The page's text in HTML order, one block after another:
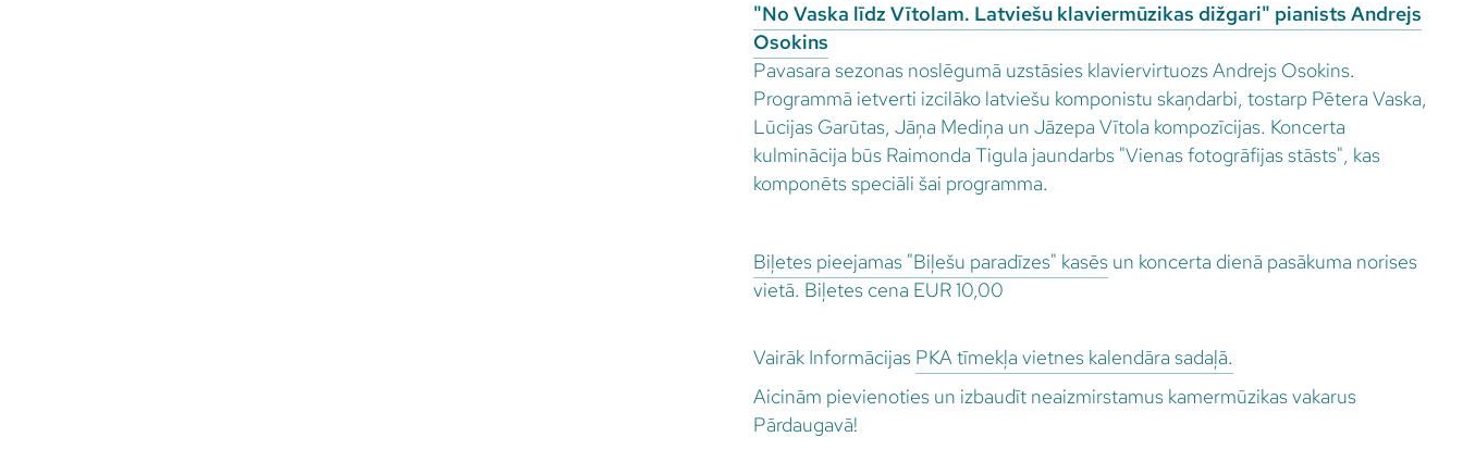
"No Vaska līdz Vītolam. Latviešu klaviermūzikas dižgari" pianists Andrejs
Osokins
Pavasara sezonas noslēgumā uzstāsies klaviervirtuozs Andrejs Osokins.
Programmā ietverti izcilāko latviešu komponistu skaņdarbi, tostarp Pētera Vaska,
Lūcijas Garūtas, Jāņa Mediņa un Jāzepa Vītola kompozīcijas. Koncerta
kulminācija būs Raimonda Tigula jaundarbs "Vienas fotogrāfijas stāsts", kas
komponēts speciāli šai programma.
Biļetes pieejamas "Biļešu paradīzes" kasēs un koncerta dienā pasākuma norises
vietā. Biļetes cena EUR 10,00
Vairāk Informācijas PKA tīmekļa vietnes kalendāra sadaļā.
Aicinām pievienoties un izbaudīt neaizmirstamus kamermūzikas vakarus
Pārdaugavā!